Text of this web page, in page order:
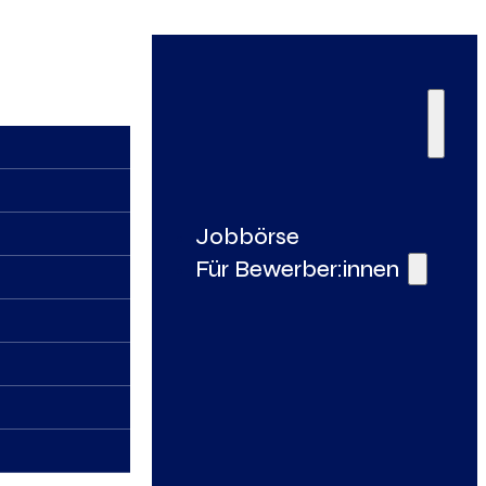
Jobbörse
Für Bewerber:innen